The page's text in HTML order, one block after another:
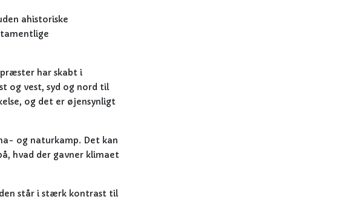
ahistoriske
har skabt i
og vest, syd og nord til
og det er øjensynligt
og naturkamp. Det kan
hvad der gavner klimaet
står i stærk kontrast til